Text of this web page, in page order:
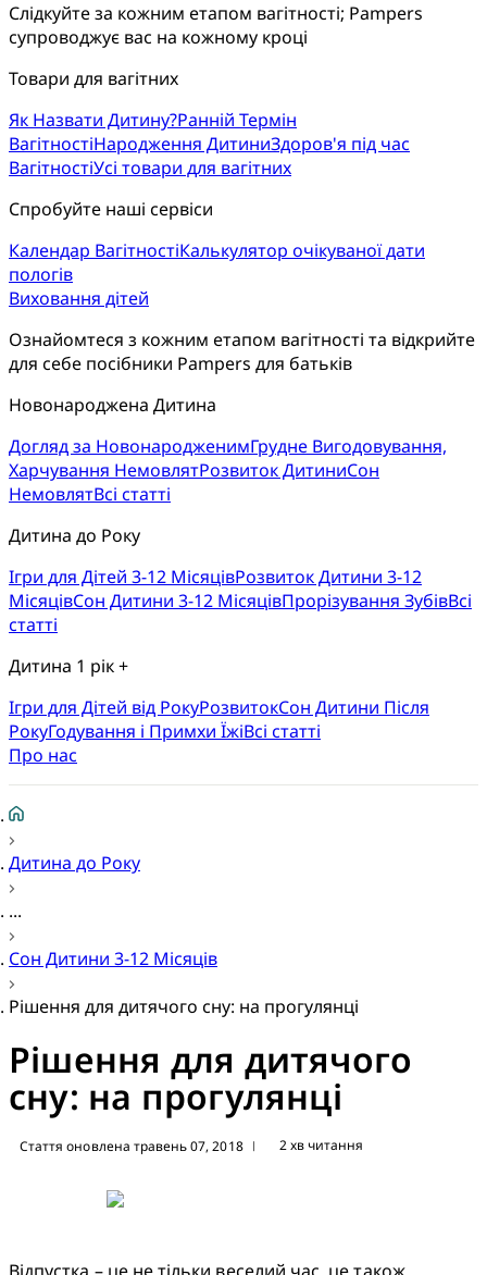
Слідкуйте за кожним етапом вагітності; Pampers
супроводжує вас на кожному кроці
Товари для вагітних
Як Назвати Дитину?Ранній Термін
ВагітностіНародження ДитиниЗдоров'я під час
ВагітностіУсі товари для вагітних
Спробуйте наші сервіси
Календар ВагітностіКалькулятор очікуваної дати
пологів
Виховання дітей
Ознайомтеся з кожним етапом вагітності та відкрийте
для себе посібники Pampers для батьків
Новонароджена Дитина
Догляд за НовонародженимГрудне Вигодовування,
Харчування НемовлятРозвиток ДитиниСон
НемовлятВсі статті
Дитина до Року
Ігри для Дітей 3-12 МісяцівРозвиток Дитини 3-12
МісяцівСон Дитини 3-12 МісяцівПрорізування ЗубівВсі
статті
Дитина 1 рік +
Ігри для Дітей від РокуРозвитокCон Дитини Після
РокуГодування і Примхи ЇжіВсі статті
Про нас
Дитина до Року
...
Сон Дитини 3-12 Місяців
Рішення для дитячого сну: на прогулянці
Рішення для дитячого
сну: на прогулянці
Стаття оновлена травень 07, 2018 | 2 хв читання